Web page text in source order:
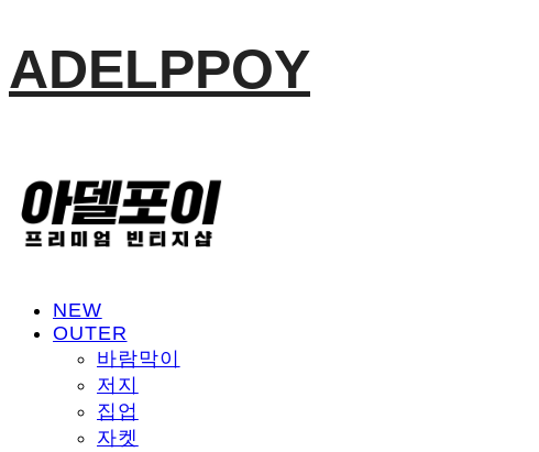
ADELPPOY
NEW
OUTER
바람막이
저지
집업
자켓